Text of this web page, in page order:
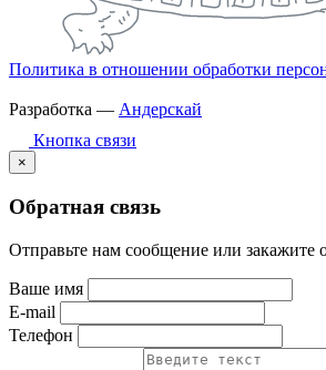
Политика в отношении обработки
Разработка — Андерскай
Кнопка связи
×
Обратная связь
Отправьте нам сообщение или закажите
Ваше имя
E-mail
Телефон